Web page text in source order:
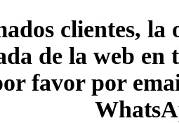
clientes, la
de la web en
favor por